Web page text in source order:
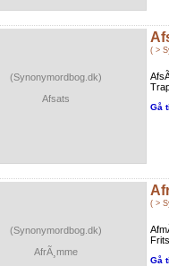
(Synonymordbog.dk)
Afsats
( >
Gå
(Synonymordbog.dk)
AfrÃ¸mme
( >
Gå